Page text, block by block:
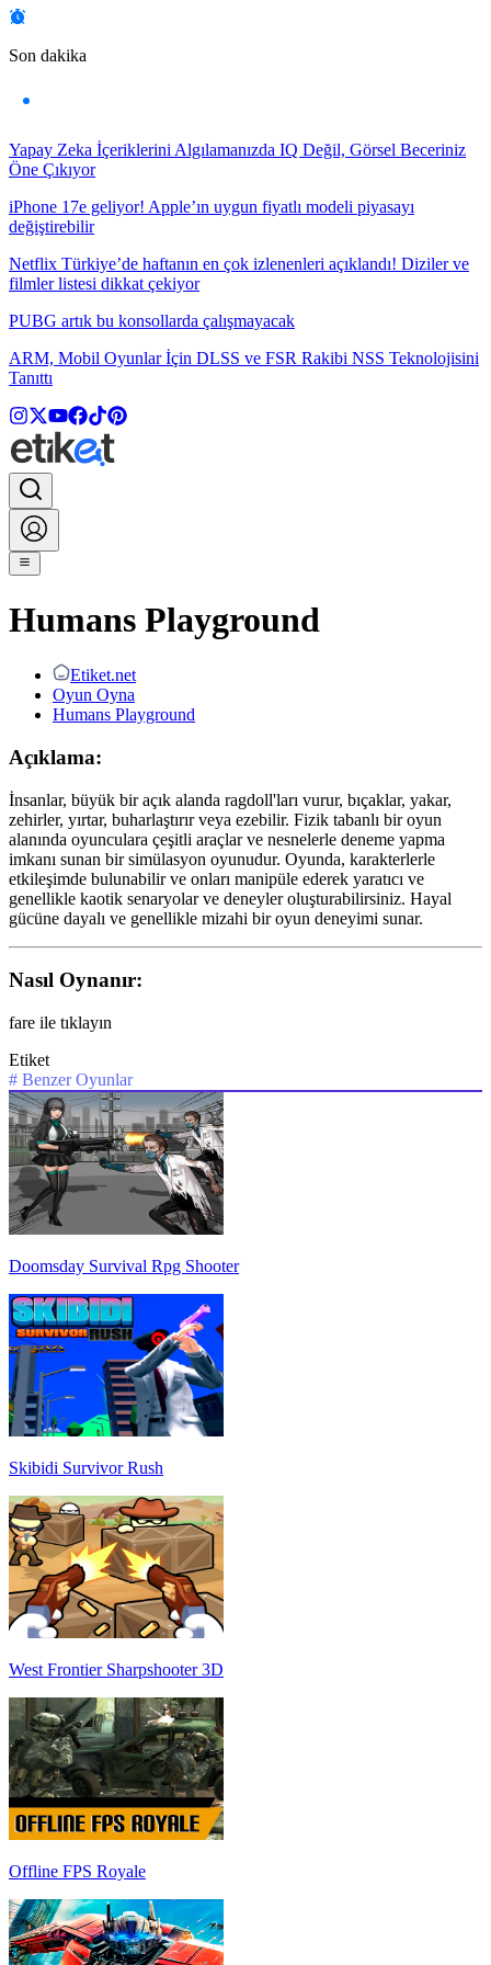
Son dakika
Yapay Zeka İçeriklerini Algılamanızda IQ Değil, Görsel Beceriniz
Öne Çıkıyor
iPhone 17e geliyor! Apple’ın uygun fiyatlı modeli piyasayı
değiştirebilir
Netflix Türkiye’de haftanın en çok izlenenleri açıklandı! Diziler ve
filmler listesi dikkat çekiyor
PUBG artık bu konsollarda çalışmayacak
ARM, Mobil Oyunlar İçin DLSS ve FSR Rakibi NSS Teknolojisini
Tanıttı
Humans Playground
Etiket.net
Oyun Oyna
Humans Playground
Açıklama:
İnsanlar, büyük bir açık alanda ragdoll'ları vurur, bıçaklar, yakar,
zehirler, yırtar, buharlaştırır veya ezebilir. Fizik tabanlı bir oyun
alanında oyunculara çeşitli araçlar ve nesnelerle deneme yapma
imkanı sunan bir simülasyon oyunudur. Oyunda, karakterlerle
etkileşimde bulunabilir ve onları manipüle ederek yaratıcı ve
genellikle kaotik senaryolar ve deneyler oluşturabilirsiniz. Hayal
gücüne dayalı ve genellikle mizahi bir oyun deneyimi sunar.
Nasıl Oynanır:
fare ile tıklayın
Etiket
# Benzer Oyunlar
Doomsday Survival Rpg Shooter
Skibidi Survivor Rush
West Frontier Sharpshooter 3D
Offline FPS Royale